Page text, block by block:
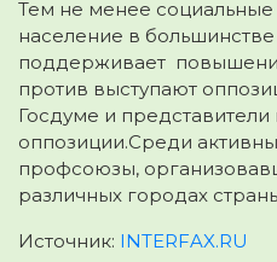
Тем не менее
население в
поддерживает
против выступают
Госдуме и
оппозиции.Среди
профсоюзы,
различных городах
Источник: INTERFAX.RU